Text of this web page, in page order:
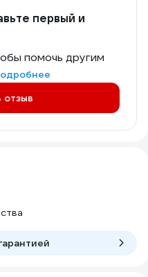
первый и
помочь другим
отзыв